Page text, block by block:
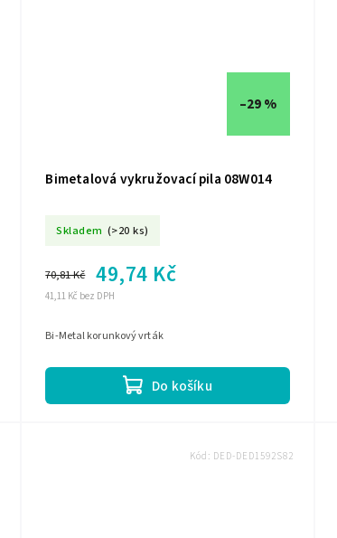
–29 %
Bimetalová vykružovací pila 08W014
Skladem (>20 ks)
41,11 Kč bez DPH
70,81 Kč 49,74 Kč
Do košíku
Bi-Metal korunkový vrták
Kód: DED-DED1592S82